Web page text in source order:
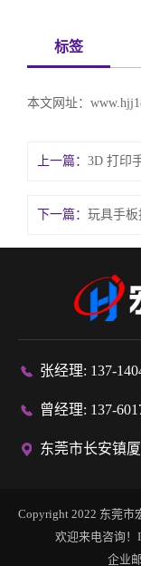
标签
本文网址：
上一篇：
下一篇：
张经理: 137-
曾经理: 137-
东莞市长安镇
Copyright 2022 东莞市
欢迎来电咨询！
企业